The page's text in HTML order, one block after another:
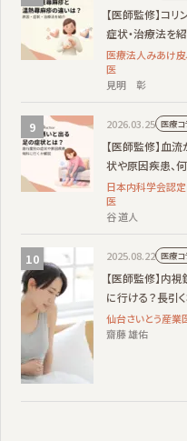
【医師監修】コ
症状・治療法を
医療法人みあけ
医
見明 彰
2026.03.25 医療コ
【医師監修】血
状や原因疾患、
日本内科学会認
医
谷 道人
2025.08.22 医療コ
【医師監修】内
に行ける？長引
仙台さいとう産
齋藤 雄佑